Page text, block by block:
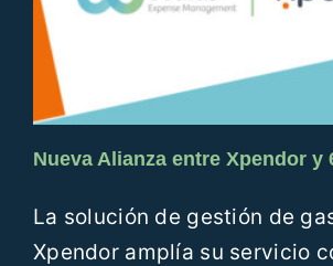
Nueva Alianza entre Xpendor y
La solución de gestión de
Xpendor amplía su servicio